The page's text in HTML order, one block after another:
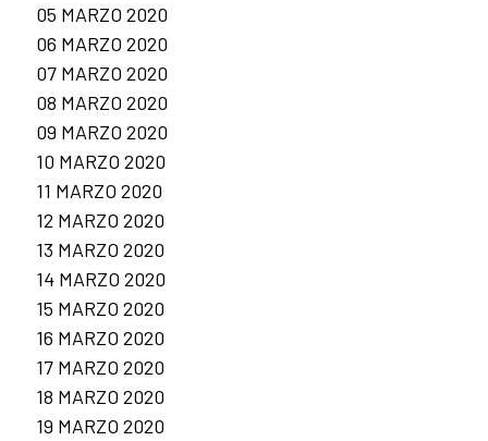
05 MARZO 2020
06 MARZO 2020
07 MARZO 2020
08 MARZO 2020
09 MARZO 2020
10 MARZO 2020
11 MARZO 2020
12 MARZO 2020
13 MARZO 2020
14 MARZO 2020
15 MARZO 2020
16 MARZO 2020
17 MARZO 2020
18 MARZO 2020
19 MARZO 2020